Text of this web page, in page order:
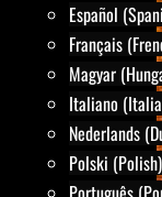
Español
Français
Magyar
Italiano
Nederlands
Polski (Polish)